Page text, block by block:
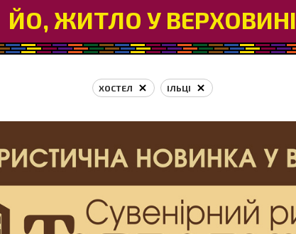
ЙО, ЖИТЛО У ВЕРХОВИНІ
ХОСТЕЛ ІЛЬЦІ